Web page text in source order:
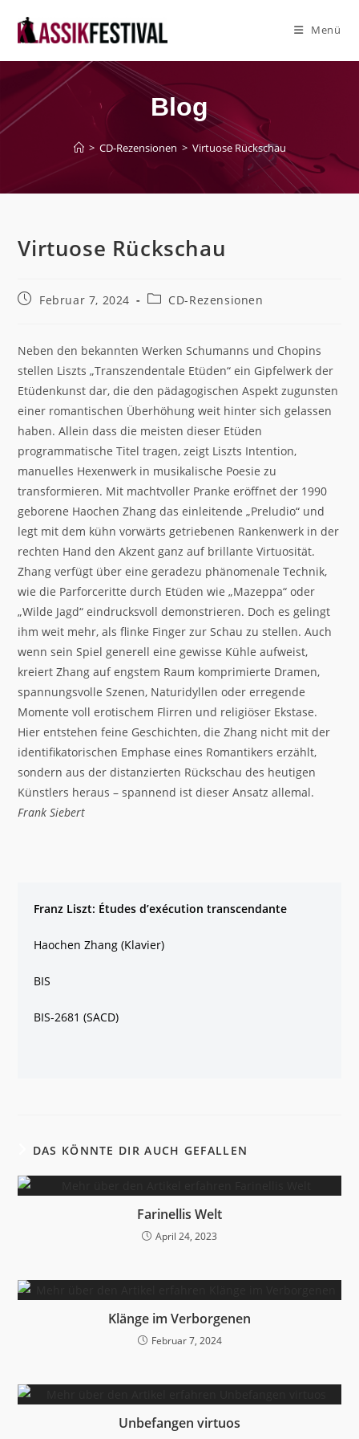
Inhalt
Menü
Blog
> CD-Rezensionen > Virtuose Rückschau
Virtuose Rückschau
BeitragFebruar 7, 2024
Beitrags-
CD-Rezensionen
Neben den bekannten Werken Schumanns und Chopins
stellen Liszts „Transzendentale Etüden“ ein Gipfelwerk der
Etüdenkunst dar, die den pädagogischen Aspekt zugunsten
einer romantischen Überhöhung weit hinter sich gelassen
haben. Allein dass die meisten dieser Etüden
programmatische Titel tragen, zeigt Liszts Intention,
manuelles Hexenwerk in musikalische Poesie zu
transformieren. Mit machtvoller Pranke eröffnet der 1990
geborene Haochen Zhang das einleitende „Preludio“ und
legt mit dem kühn vorwärts getriebenen Rankenwerk in der
rechten Hand den Akzent ganz auf brillante Virtuosität.
Zhang verfügt über eine geradezu phänomenale Technik,
wie die Parforceritte durch Etüden wie „Mazeppa“ oder
„Wilde Jagd“ eindrucksvoll demonstrieren. Doch es gelingt
ihm weit mehr, als flinke Finger zur Schau zu stellen. Auch
wenn sein Spiel generell eine gewisse Kühle aufweist,
kreiert Zhang auf engstem Raum komprimierte Dramen,
spannungsvolle Szenen, Naturidyllen oder erregende
Momente voll erotischem Flirren und religiöser Ekstase.
Hier entstehen feine Geschichten, die Zhang nicht mit der
identifikatorischen Emphase eines Romantikers erzählt,
sondern aus der distanzierten Rückschau des heutigen
Künstlers heraus – spannend ist dieser Ansatz allemal.
Frank Siebert
Franz Liszt: Études d’exécution transcendante
Haochen Zhang (Klavier)
BIS
BIS-2681 (SACD)
DAS KÖNNTE DIR AUCH GEFALLEN
Farinellis Welt
April 24, 2023
Klänge im Verborgenen
Februar 7, 2024
Unbefangen virtuos